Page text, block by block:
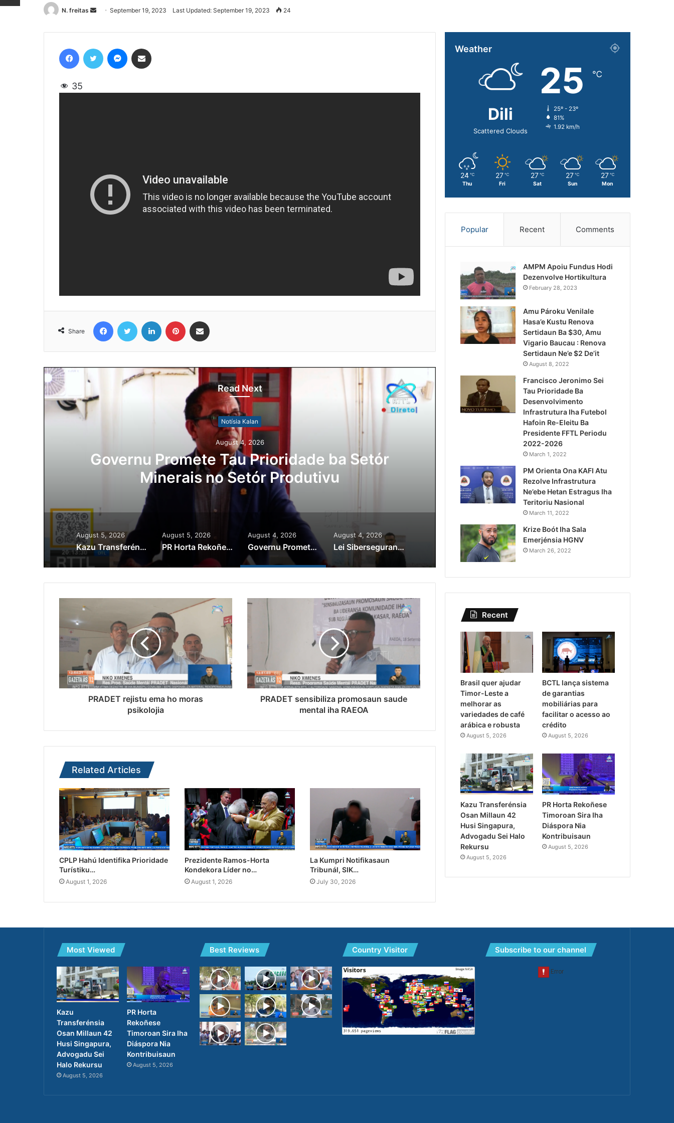
N. freitas
Send
email
September 19, 2023 Last Updated: September 19, 2023 24
35
Share
Read Next
Notísia Kalan
August 4, 2026
Governu Promete Tau Prioridade ba Setór
Minerais no Setór Produtivu
Lei Siberseguransa Ajuda
Kaptura Autór Kriminozu
Estranjeiru
August 5, 2026
Kazu Transferénsia Osan Millaun 42 Husi Singapura, Advogadu Sei Halo Rekursu
August 5, 2026
PR Horta Rekoñese Timoroan Sira Iha Diáspora Nia Kontribuisaun
August 4, 2026
Governu Promete Tau Prioridade ba Setór Minerais no Setór Produtivu
August 4, 2026
Lei Siberseguransa Ajuda Autoridade Polisiál Kaptura Autór Kriminozu ho Paradeiru Iha Estranjeiru
PRADET rejistu ema ho moras
psikolojia
PRADET sensibiliza promosaun saude
mental iha RAEOA
Related Articles
CPLP Hahú Identifika Prioridade
Turístiku…
August 1, 2026
Prezidente Ramos-Horta
Kondekora Líder no…
August 1, 2026
La Kumpri Notifikasaun
Tribunál, SIK…
July 30, 2026
Weather
Dili
Scattered Clouds
25 ℃
25º - 23º
81%
1.92 km/h
24 ℃
Thu
27 ℃
Fri
27 ℃
Sat
27 ℃
Sun
27 ℃
Mon
Popular Recent Comments
AMPM Apoiu Fundus Hodi
Dezenvolve Hortikultura
February 28, 2023
Amu Pároku Venilale
Hasa’e Kustu Renova
Sertidaun Ba $30, Amu
Vigario Baucau : Renova
Sertidaun Ne’e $2 De’it
August 8, 2022
Francisco Jeronimo Sei
Tau Prioridade Ba
Desenvolvimento
Infrastrutura Iha Futebol
Hafoin Re-Eleitu Ba
Presidente FFTL Periodu
2022-2026
March 1, 2022
PM Orienta Ona KAFI Atu
Rezolve Infrastrutura
Ne’ebe Hetan Estragus Iha
Teritoriu Nasional
March 11, 2022
Krize Boót Iha Sala
Emerjénsia HGNV
March 26, 2022
Recent
Brasil quer ajudar
Timor-Leste a
melhorar as
variedades de café
arábica e robusta
August 5, 2026
BCTL lança sistema
de garantias
mobiliárias para
facilitar o acesso ao
crédito
August 5, 2026
Kazu Transferénsia
Osan Millaun 42
Husi Singapura,
Advogadu Sei Halo
Rekursu
August 5, 2026
PR Horta Rekoñese
Timoroan Sira Iha
Diáspora Nia
Kontribuisaun
August 5, 2026
Most Viewed
Kazu
Transferénsia
Osan Millaun 42
Husi Singapura,
Advogadu Sei
Halo Rekursu
August 5, 2026
PR Horta
Rekoñese
Timoroan Sira Iha
Diáspora Nia
Kontribuisaun
August 5, 2026
Best Reviews Country Visitor Subscribe to our channel